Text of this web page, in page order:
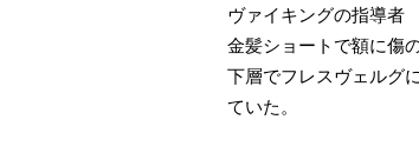
ヴァイキングの指導者
金髪ショートで額に傷
下層でフレスヴェルグ
ていた。